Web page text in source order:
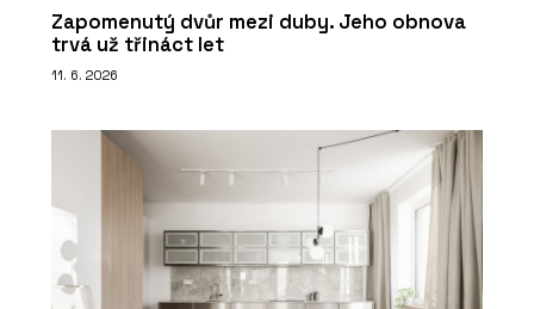
Zapomenutý dvůr mezi duby. Jeho obnova
trvá už třináct let
11. 6. 2026